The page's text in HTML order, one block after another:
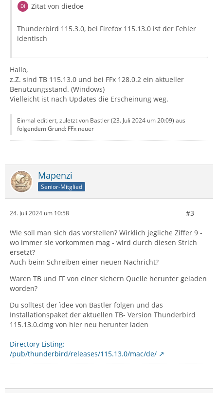
Zitat von diedoe
Thunderbird 115.3.0, bei Firefox 115.13.0 ist der Fehler
identisch
Hallo,
z.Z. sind TB 115.13.0 und bei FFx 128.0.2 ein aktueller
Benutzungsstand. (Windows)
Vielleicht ist nach Updates die Erscheinung weg.
Einmal editiert, zuletzt von Bastler (23. Juli 2024 um 20:09) aus
folgendem Grund: FFx neuer
Mapenzi
Senior-Mitglied
24. Juli 2024 um 10:58 #3
Wie soll man sich das vorstellen? Wirklich jegliche Ziffer 9 -
wo immer sie vorkommen mag - wird durch diesen Strich
ersetzt?
Auch beim Schreiben einer neuen Nachricht?
Waren TB und FF von einer sichern Quelle herunter geladen
worden?
Du solltest der ìdee von Bastler folgen und das
Installationspaket der aktuellen TB- Version Thunderbird
115.13.0.dmg von hier neu herunter laden
Directory Listing:
/pub/thunderbird/releases/115.13.0/mac/de/